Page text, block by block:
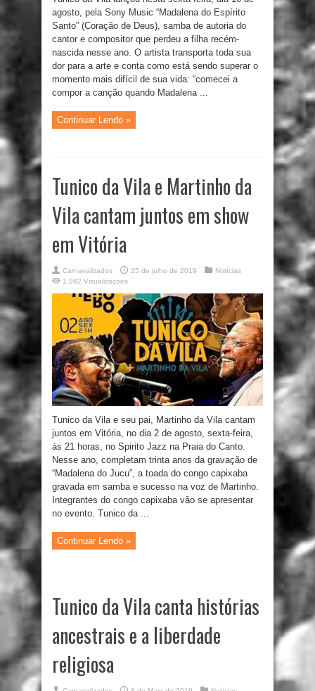
agosto, pela Sony Music “Madalena do Espírito
Santo” (Coração de Deus), samba de autoria do
cantor e compositor que perdeu a filha recém-
nascida nesse ano. O artista transporta toda sua
dor para a arte e conta como está sendo superar o
momento mais difícil de sua vida: “comecei a
compor a canção quando Madalena ...
Continuar Lendo »
Tunico da Vila e Martinho da
Vila cantam juntos em show
em Vitória
Carnavalizados 25 de julho de 2019
Notícias
1,982 Visualizaçoes
Tunico da Vila e seu pai, Martinho da Vila cantam
juntos em Vitória, no dia 2 de agosto, sexta-feira,
às 21 horas, no Spirito Jazz na Praia do Canto.
Nesse ano, completam trinta anos da gravação de
“Madalena do Jucu”, a toada do congo capixaba
gravada em samba e sucesso na voz de Martinho.
Integrantes do congo capixaba vão se apresentar
no evento. Tunico da ...
Continuar Lendo »
Tunico da Vila canta histórias
ancestrais e a liberdade
religiosa